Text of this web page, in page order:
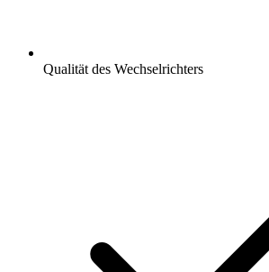
Qualität des Wechselrichters